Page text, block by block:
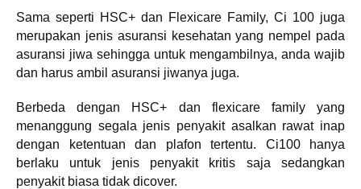
Sama seperti HSC+ dan Flexicare Family, Ci 100 juga
merupakan jenis asuransi kesehatan yang nempel pada
asuransi jiwa sehingga untuk mengambilnya, anda wajib
dan harus ambil asuransi jiwanya juga.
Berbeda dengan HSC+ dan flexicare family yang
menanggung segala jenis penyakit asalkan rawat inap
dengan ketentuan dan plafon tertentu. Ci100 hanya
berlaku untuk jenis penyakit kritis saja sedangkan
penyakit biasa tidak dicover.